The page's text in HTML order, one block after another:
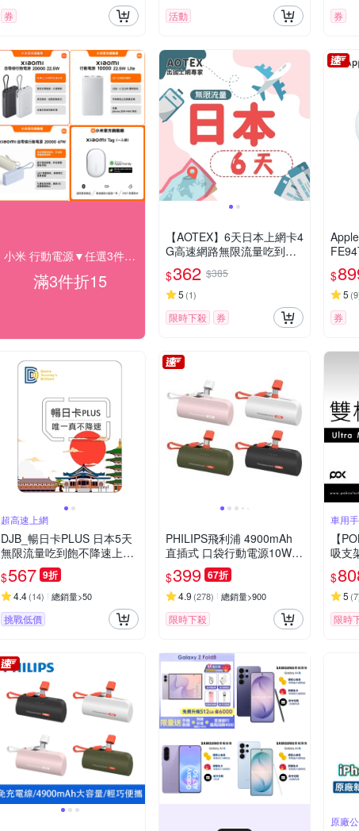
券 活動 券
小米 行動電源▼任選3件折$15
滿3件折15
【AOTEX】6天日本上網卡4
G高速網路無限流量吃到飽
日本SIM卡日本手機上網
$362 $385
5 (1)
限時下殺 券
$
5 (9
券
超高速上網
DJB_暢日卡PLUS 日本5天
無限流量吃到飽不降速上網
卡
$567 9折
4.4(14) 總銷量>50
挑戰低價
PHILIPS飛利浦 4900mAh
直插式 口袋行動電源10W D
LP2550 17.88Wh_具Wh標
示
$399 67折
4.9 (278) 總銷量>900
限時下殺
車用
架
【
吸支架
吸
$
5 (7
限時
原廠